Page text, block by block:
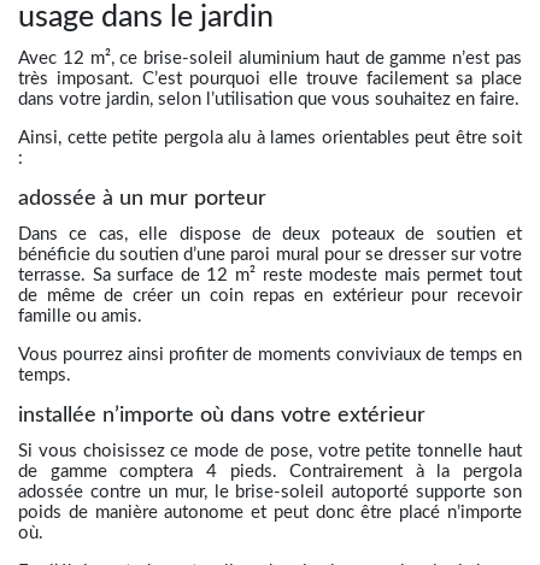
usage dans le jardin
Avec 12 m², ce brise-soleil aluminium haut de gamme n’est pas
très imposant. C’est pourquoi elle trouve facilement sa place
dans votre jardin, selon l’utilisation que vous souhaitez en faire.
Ainsi, cette petite pergola alu à lames orientables peut être soit
:
adossée à un mur porteur
Dans ce cas, elle dispose de deux poteaux de soutien et
bénéficie du soutien d’une paroi mural pour se dresser sur votre
terrasse. Sa surface de 12 m² reste modeste mais permet tout
de même de créer un coin repas en extérieur pour recevoir
famille ou amis.
Vous pourrez ainsi profiter de moments conviviaux de temps en
temps.
installée n’importe où dans votre extérieur
Si vous choisissez ce mode de pose, votre petite tonnelle haut
de gamme comptera 4 pieds. Contrairement à la pergola
adossée contre un mur, le brise-soleil autoporté supporte son
poids de manière autonome et peut donc être placé n’importe
où.